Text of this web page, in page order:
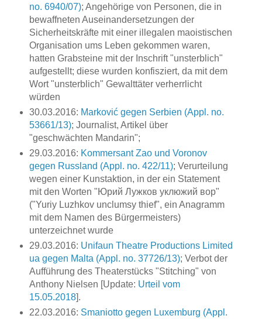
no. 6940/07); Angehörige von Personen, die in
bewaffneten Auseinandersetzungen der
Sicherheitskräfte mit einer illegalen maoistischen
Organisation ums Leben gekommen waren,
hatten Grabsteine mit der Inschrift "unsterblich"
aufgestellt; diese wurden konfisziert, da mit dem
Wort "unsterblich" Gewalttäter verherrlicht
würden
30.03.2016: Marković gegen Serbien (Appl. no.
53661/13); Journalist, Artikel über
"geschwächten Mandarin";
29.03.2016: Kommersant Zao und Voronov
gegen Russland (Appl. no. 422/11); Verurteilung
wegen einer Kunstaktion, in der ein Statement
mit den Worten "Юрий Лужков уклюжий вор"
("Yuriy Luzhkov unclumsy thief", ein Anagramm
mit dem Namen des Bürgermeisters)
unterzeichnet wurde
29.03.2016: Unifaun Theatre Productions Limited
ua gegen Malta (Appl. no. 37726/13); Verbot der
Aufführung des Theaterstücks "Stitching" von
Anthony Nielsen [Update: Urteil vom
15.05.2018].
22.03.2016: Smaniotto gegen Luxemburg (Appl.